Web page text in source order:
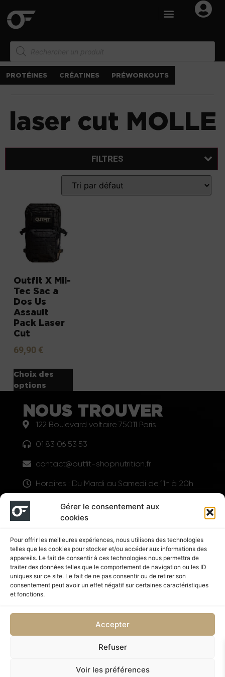
Gérer le consentement aux
cookies
Pour offrir les meilleures expériences, nous utilisons des technologies
telles que les cookies pour stocker et/ou accéder aux informations des
appareils. Le fait de consentir à ces technologies nous permettra de
traiter des données telles que le comportement de navigation ou les ID
uniques sur ce site. Le fait de ne pas consentir ou de retirer son
consentement peut avoir un effet négatif sur certaines caractéristiques
et fonctions.
Accepter
Refuser
Voir les préférences
PROTÉINES CRÉATINES PRÉWORKOUTS
laser cut MOLLE
FILTRES
Outfit X Mil-
Tec Sac a
Dos Us
Assault
Pack Laser
Cut
69,90 €
Choix des
options
NOUS TROUVER
122 Boulevard voltaire 75011 Paris
01 83 06 53 53
contact@outfit-shopnutrition.fr
Horaires : Du Mardi au Samedi de 11h à 20h
LIENS UTILES